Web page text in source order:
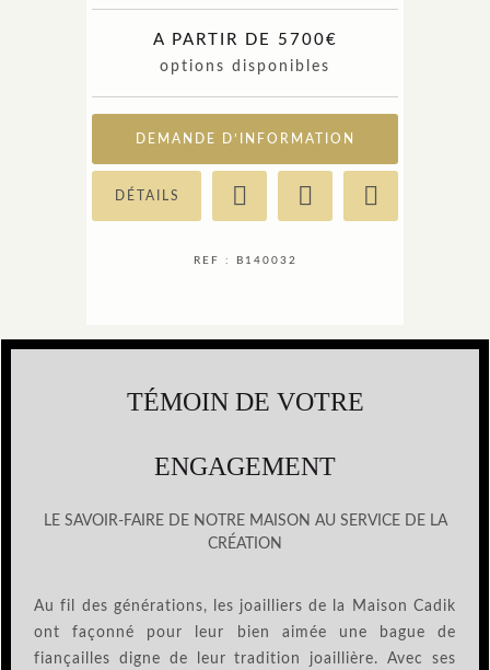
A PARTIR DE 5700€
options disponibles
DEMANDE D’INFORMATION
DÉTAILS
REF : B140032
TÉMOIN DE VOTRE
ENGAGEMENT
LE SAVOIR-FAIRE DE NOTRE MAISON AU SERVICE DE LA
CRÉATION
Au fil des générations, les joailliers de la Maison Cadik
ont façonné pour leur bien aimée une bague de
fiançailles digne de leur tradition joaillière. Avec ses